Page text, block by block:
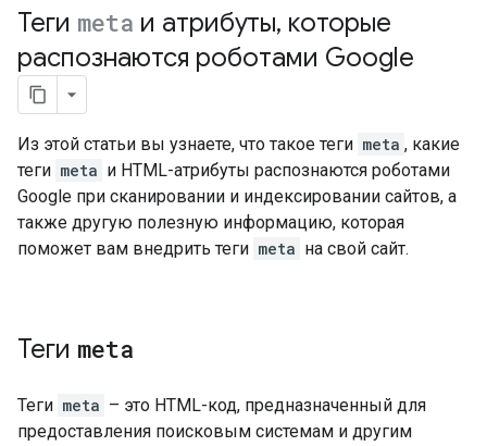
Теги meta и атрибуты, которые
распознаются роботами Google
Из этой статьи вы узнаете, что такое теги meta , какие
теги meta и HTML-атрибуты распознаются роботами
Google при сканировании и индексировании сайтов, а
также другую полезную информацию, которая
поможет вам внедрить теги meta на свой сайт.
Теги meta
Теги meta – это HTML-код, предназначенный для
предоставления поисковым системам и другим